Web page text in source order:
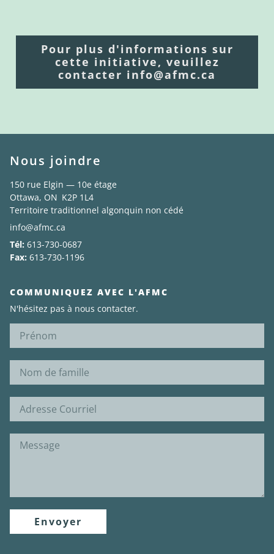
Pour plus d'informations sur
cette initiative, veuillez
contacter info@afmc.ca
Nous joindre
150 rue Elgin — 10e étage
Ottawa, ON K2P 1L4
Territoire traditionnel algonquin non cédé
info@afmc.ca
Tél: 613-730-0687
Fax: 613-730-1196
COMMUNIQUEZ AVEC L'AFMC
N'hésitez pas à nous contacter.
Envoyer